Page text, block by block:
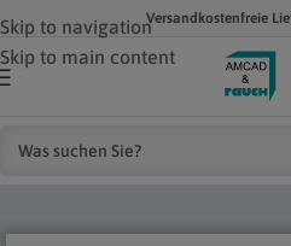
Skip to navigation
Skip to main content
Versandkostenfreie